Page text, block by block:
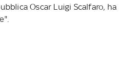
Oscar Luigi Scalfaro, ha